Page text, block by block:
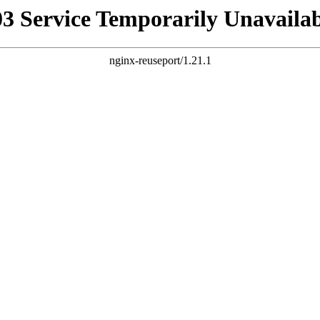
Service Temporarily
nginx-reuseport/1.21.1